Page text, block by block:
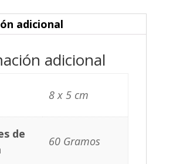
adicional
adicional
8 x 5 cm
de
60 Gramos